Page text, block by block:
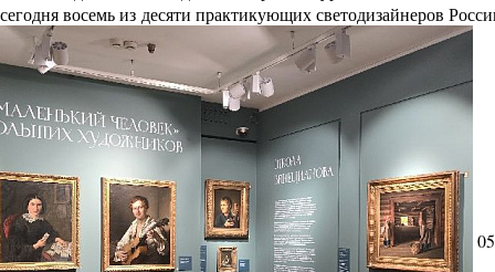
сегодня восемь из десяти практикующих светодизайнеров